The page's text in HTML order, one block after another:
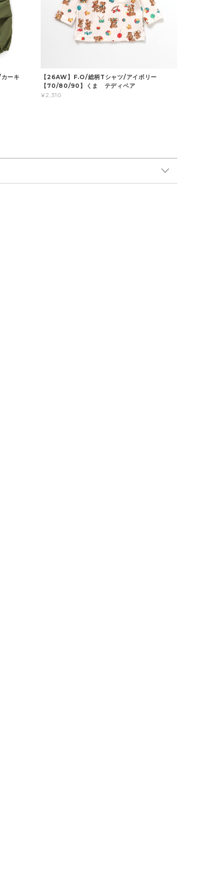
ーキ
【26AW】F.O/総柄Tシャツ/アイボリー
【70/80/90】くま テディベア
¥2,310